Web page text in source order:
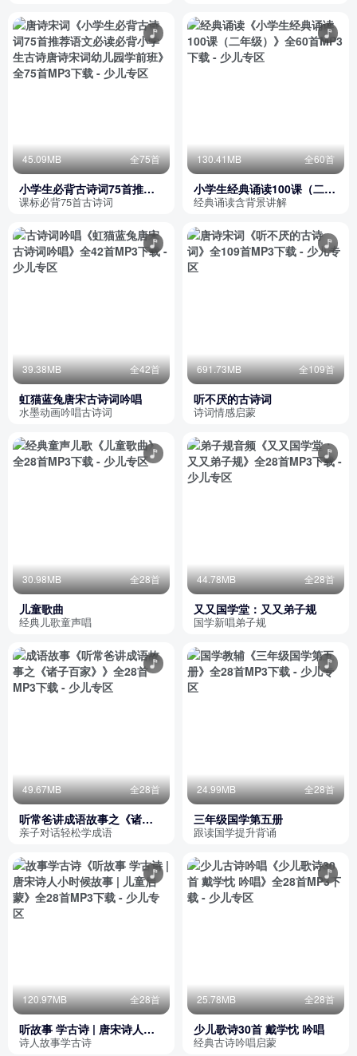
45.09MB 全75首
小学生必背古诗词75首推荐
语文必读必背小学生古诗唐
诗宋词幼儿园学前班
课标必背75首古诗词
130.41MB 全60首
小学生经典诵读100课（二年
级）
经典诵读含背景讲解
39.38MB 全42首
虹猫蓝兔唐宋古诗词吟唱
水墨动画吟唱古诗词
691.73MB 全109首
听不厌的古诗词
诗词情感启蒙
30.98MB 全28首
儿童歌曲
经典儿歌童声唱
44.78MB 全28首
又又国学堂：又又弟子规
国学新唱弟子规
49.67MB 全28首
听常爸讲成语故事之《诸子
百家》
亲子对话轻松学成语
24.99MB 全28首
三年级国学第五册
跟读国学提升背诵
120.97MB 全28首
听故事 学古诗 | 唐宋诗人小
时候故事 | 儿童启蒙
诗人故事学古诗
25.78MB 全28首
少儿歌诗30首 戴学忱 吟唱
经典古诗吟唱启蒙